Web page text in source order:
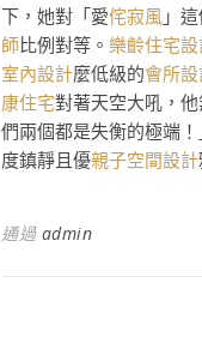
下，她對「愛侘寂風 」
師比例對等。樂齡住宅
室內設計麼低級的會所
康住宅對著天空大吼，
們兩個都是失衡的極端
度鎮靜且優親子空間設計
通過 admin